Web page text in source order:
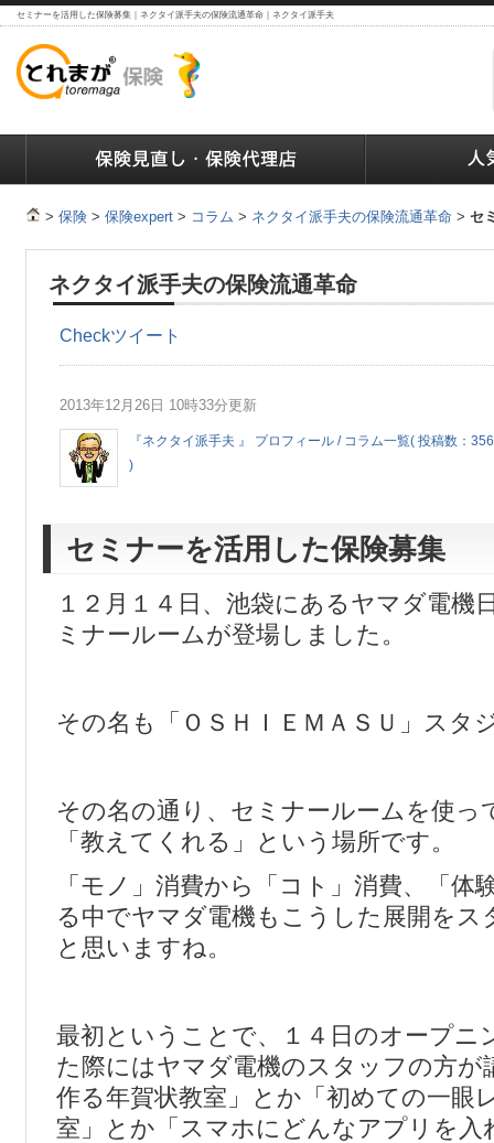
セミナーを活用した保険募集｜ネクタイ派手夫の保険流通革命｜ネクタイ派手夫
> 保険 > 保険expert > コラム > ネクタイ派手夫の保険流通革命 > セ
ネクタイ派手夫の保険流通革命
Checkツイート
2013年12月26日 10時33分更新
『ネクタイ派手夫 』 プロフィール / コラム一覧( 投稿数：356
)
セミナーを活用した保険募集
１２月１４日、池袋にあるヤマダ電機
ミナールームが登場しました。
その名も「ＯＳＨＩＥＭＡＳＵ」スタ
その名の通り、セミナールームを使っ
「教えてくれる」という場所です。
「モノ」消費から「コト」消費、「体
る中でヤマダ電機もこうした展開をス
と思いますね。
最初ということで、１４日のオープニ
た際にはヤマダ電機のスタッフの方が
作る年賀状教室」とか「初めての一眼
室」とか「スマホにどんなアプリを入